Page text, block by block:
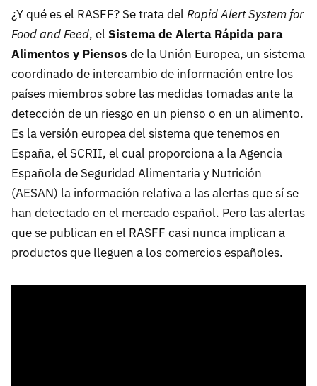
¿Y qué es el RASFF? Se trata del Rapid Alert System for
Food and Feed, el Sistema de Alerta Rápida para
Alimentos y Piensos de la Unión Europea, un sistema
coordinado de intercambio de información entre los
países miembros sobre las medidas tomadas ante la
detección de un riesgo en un pienso o en un alimento.
Es la versión europea del sistema que tenemos en
España, el SCRII, el cual proporciona a la Agencia
Española de Seguridad Alimentaria y Nutrición
(AESAN) la información relativa a las alertas que sí se
han detectado en el mercado español. Pero las alertas
que se publican en el RASFF casi nunca implican a
productos que lleguen a los comercios españoles.